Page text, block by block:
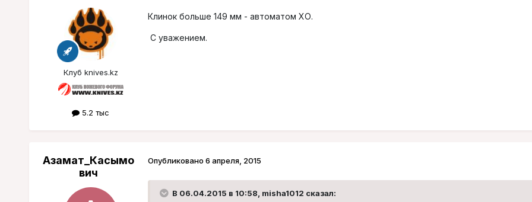
Клуб knives.kz
5.2 тыс
Клинок больше 149 мм - автоматом ХО.
С уважением.
Азамат_Касымо
вич
Опубликовано 6 апреля, 2015
В 06.04.2015 в 10:58, misha1012 сказал: